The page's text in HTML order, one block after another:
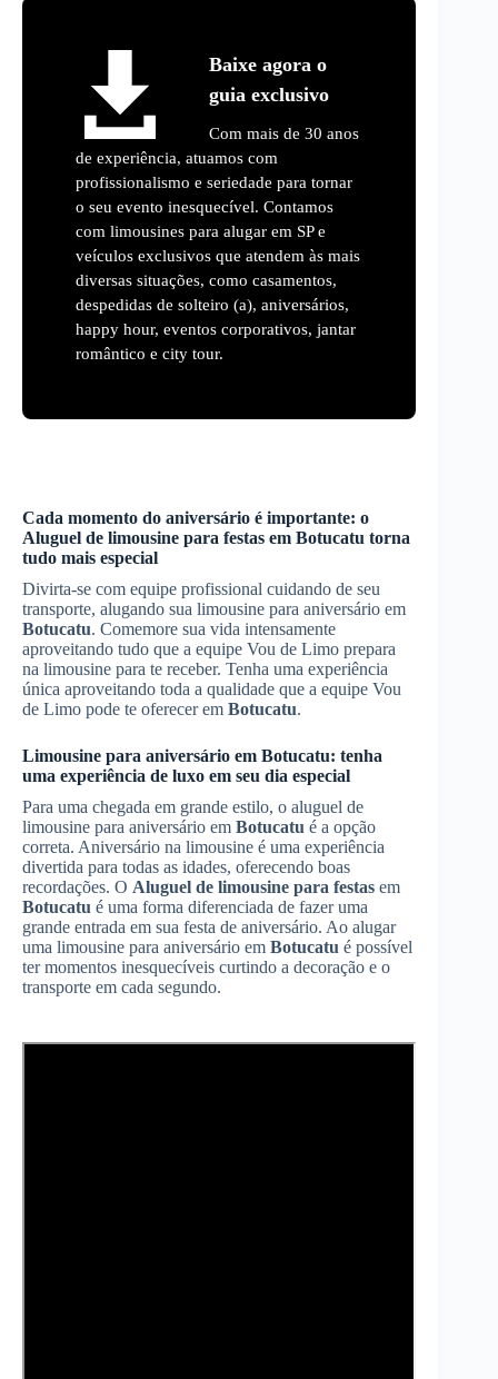
Baixe agora o
guia exclusivo
Com mais de 30 anos
de experiência, atuamos com
profissionalismo e seriedade para tornar
o seu evento inesquecível. Contamos
com limousines para alugar em SP e
veículos exclusivos que atendem às mais
diversas situações, como casamentos,
despedidas de solteiro (a), aniversários,
happy hour, eventos corporativos, jantar
romântico e city tour.
Cada momento do aniversário é importante: o
Aluguel de limousine para festas em Botucatu torna
tudo mais especial
Divirta-se com equipe profissional cuidando de seu
transporte, alugando sua limousine para aniversário em
Botucatu. Comemore sua vida intensamente
aproveitando tudo que a equipe Vou de Limo prepara
na limousine para te receber. Tenha uma experiência
única aproveitando toda a qualidade que a equipe Vou
de Limo pode te oferecer em Botucatu.
Limousine para aniversário em Botucatu: tenha
uma experiência de luxo em seu dia especial
Para uma chegada em grande estilo, o aluguel de
limousine para aniversário em Botucatu é a opção
correta. Aniversário na limousine é uma experiência
divertida para todas as idades, oferecendo boas
recordações. O Aluguel de limousine para festas em
Botucatu é uma forma diferenciada de fazer uma
grande entrada em sua festa de aniversário. Ao alugar
uma limousine para aniversário em Botucatu é possível
ter momentos inesquecíveis curtindo a decoração e o
transporte em cada segundo.